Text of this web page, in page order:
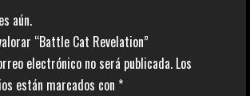
aún.
“Battle Cat Revelation”
electrónico no será publicada. Los
están marcados con *